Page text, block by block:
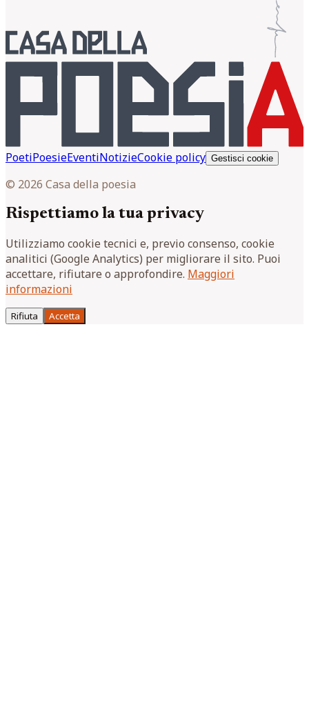
PoetiPoesieEventiNotizieCookie policy Gestisci cookie
© 2026 Casa della poesia
Rispettiamo la tua privacy
Utilizziamo cookie tecnici e, previo consenso, cookie
analitici (Google Analytics) per migliorare il sito. Puoi
accettare, rifiutare o approfondire. Maggiori
informazioni
Rifiuta Accetta